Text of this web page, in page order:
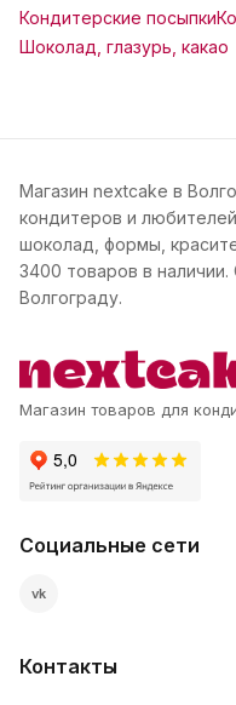
Кондитерские посыпки
Шоколад, глазурь, какао
Магазин nextcake в
кондитеров и
шоколад, формы,
3400 товаров в
Волгограду.
Магазин товаров для
Социальные сети
vk
Контакты